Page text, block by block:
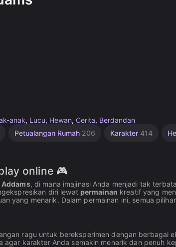
anak, Lucu, Hewan, Cerita, Berdandan
Petualangan Rumah 206 Karakter 414
online 🎮
Addams, di mana imajinasi Anda menjadi tak
diri lewat permainan kreatif yang
yang menarik. Dalam permainan ini, semua
ragu untuk bereksperimen dengan berbagai
karakter Anda semakin menarik dan penuh